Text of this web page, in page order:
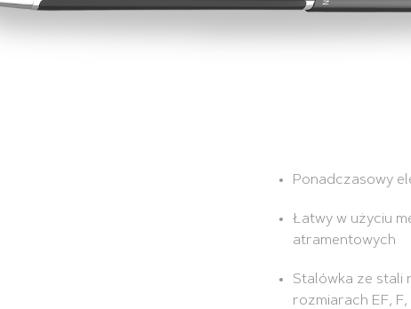
Ponadczasowy
Łatwy w użyciu
atramentowych
Stalówka ze stali
rozmiarach EF, F,